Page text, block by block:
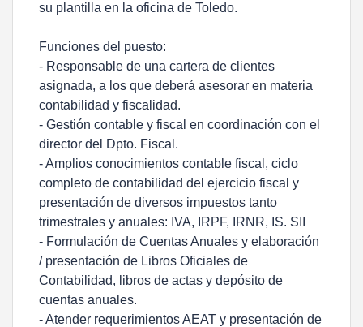
su plantilla en la oficina de Toledo.
Funciones del puesto:
- Responsable de una cartera de clientes
asignada, a los que deberá asesorar en materia
contabilidad y fiscalidad.
- Gestión contable y fiscal en coordinación con el
director del Dpto. Fiscal.
- Amplios conocimientos contable fiscal, ciclo
completo de contabilidad del ejercicio fiscal y
presentación de diversos impuestos tanto
trimestrales y anuales: IVA, IRPF, IRNR, IS. SII
- Formulación de Cuentas Anuales y elaboración
/ presentación de Libros Oficiales de
Contabilidad, libros de actas y depósito de
cuentas anuales.
- Atender requerimientos AEAT y presentación de